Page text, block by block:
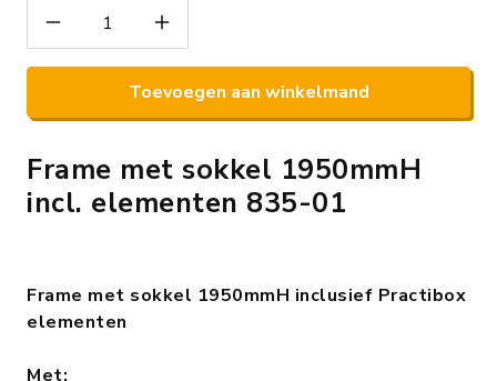
Toevoegen aan winkelmand
Frame met sokkel 1950mmH
incl. elementen 835-01
Frame met sokkel 1950mmH inclusief Practibox
elementen
Met: